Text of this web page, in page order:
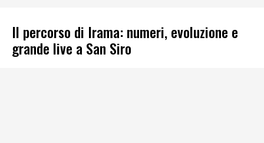
Il percorso di Irama: numeri, evoluzione e
grande live a San Siro